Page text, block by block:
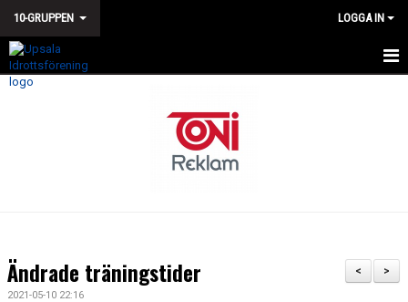
10-GRUPPEN LOGGA IN
HEM
BILDGALLERI
>
<
Ändrade träningstider
2021-05-10 22:16